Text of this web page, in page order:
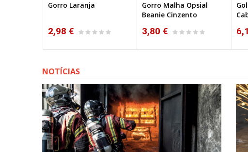
Gorro Malha Opsial
3,80 €
Gola Alta para Pescoço e
Cabeça Portwest CS21
6,10 €
NOTÍCIAS